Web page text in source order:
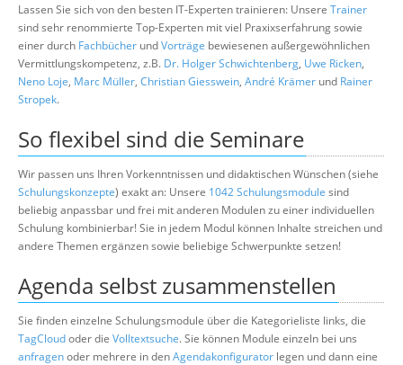
Lassen Sie sich von den besten IT-Experten trainieren: Unsere Trainer
sind sehr renommierte Top-Experten mit viel Praxixserfahrung sowie
einer durch Fachbücher undVorträge bewiesenen außergewöhnlichen
Vermittlungskompetenz, z.B. Dr. Holger Schwichtenberg, Uwe Ricken,
Neno Loje, Marc Müller, Christian Giesswein, André Krämer und Rainer
Stropek.
So flexibel sind die Seminare
Wir passen uns Ihren Vorkenntnissen und didaktischen Wünschen (siehe
Schulungskonzepte) exakt an: Unsere 1042 Schulungsmodule sind
beliebig anpassbar und frei mit anderen Modulen zu einer individuellen
Schulung kombinierbar! Sie in jedem Modul können Inhalte streichen und
andere Themen ergänzen sowie beliebige Schwerpunkte setzen!
Agenda selbst zusammenstellen
Sie finden einzelne Schulungsmodule über die Kategorieliste links, die
TagCloudoder die Volltextsuche. Sie können Module einzeln bei uns
anfragenoder mehrere in denAgendakonfigurator legen und dann eine